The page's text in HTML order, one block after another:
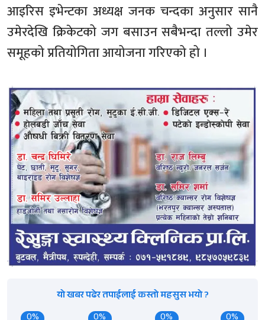
आइरिस इभेन्टका अध्यक्ष जनक चन्दका अनुसार सानै
उमेरदेखि क्रिकेटको जग बसाउन सबैभन्दा तल्लो उमेर
समूहको प्रतियोगिता आयोजना गरिएको हो ।
यो खबर पढेर तपाईलाई कस्तो महसुस भयो ?